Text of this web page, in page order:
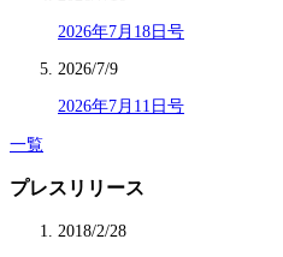
2026年7月18日号
2026/7/9
2026年7月11日号
一覧
プレスリリース
2018/2/28